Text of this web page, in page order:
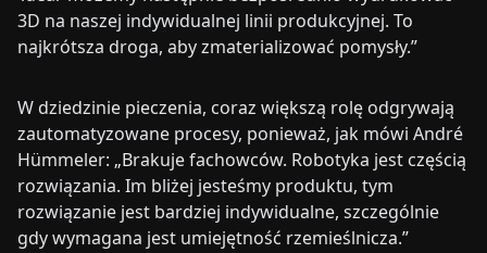
3D na naszej indywidualnej linii produkcyjnej. To
najkrótsza droga, aby zmaterializować pomysły.”
W dziedzinie pieczenia, coraz większą rolę odgrywają
zautomatyzowane procesy, ponieważ, jak mówi André
Hümmeler: „Brakuje fachowców. Robotyka jest częścią
rozwiązania. Im bliżej jesteśmy produktu, tym
rozwiązanie jest bardziej indywidualne, szczególnie
gdy wymagana jest umiejętność rzemieślnicza.”